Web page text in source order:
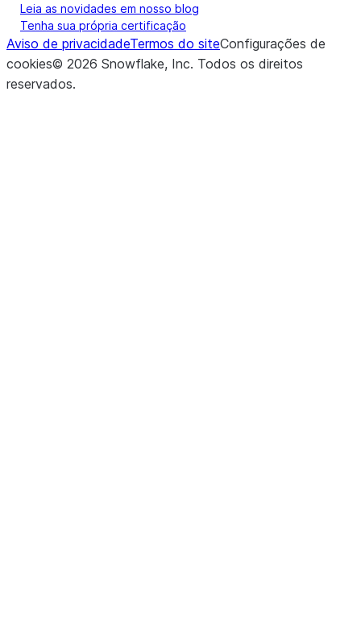
Leia as novidades em nosso blog
Tenha sua própria certificação
Aviso de privacidadeTermos do siteConfigurações de
cookies© 2026 Snowflake, Inc. Todos os direitos
reservados.